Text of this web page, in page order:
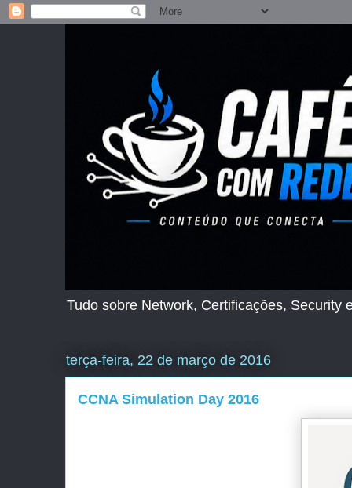
Tudo sobre Network, Certificações, Security
terça-feira, 22 de março de 2016
CCNA Simulation Day 2016